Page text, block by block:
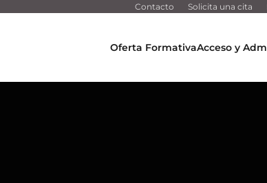
Contacto Solicita una cita
Oferta FormativaAcceso y